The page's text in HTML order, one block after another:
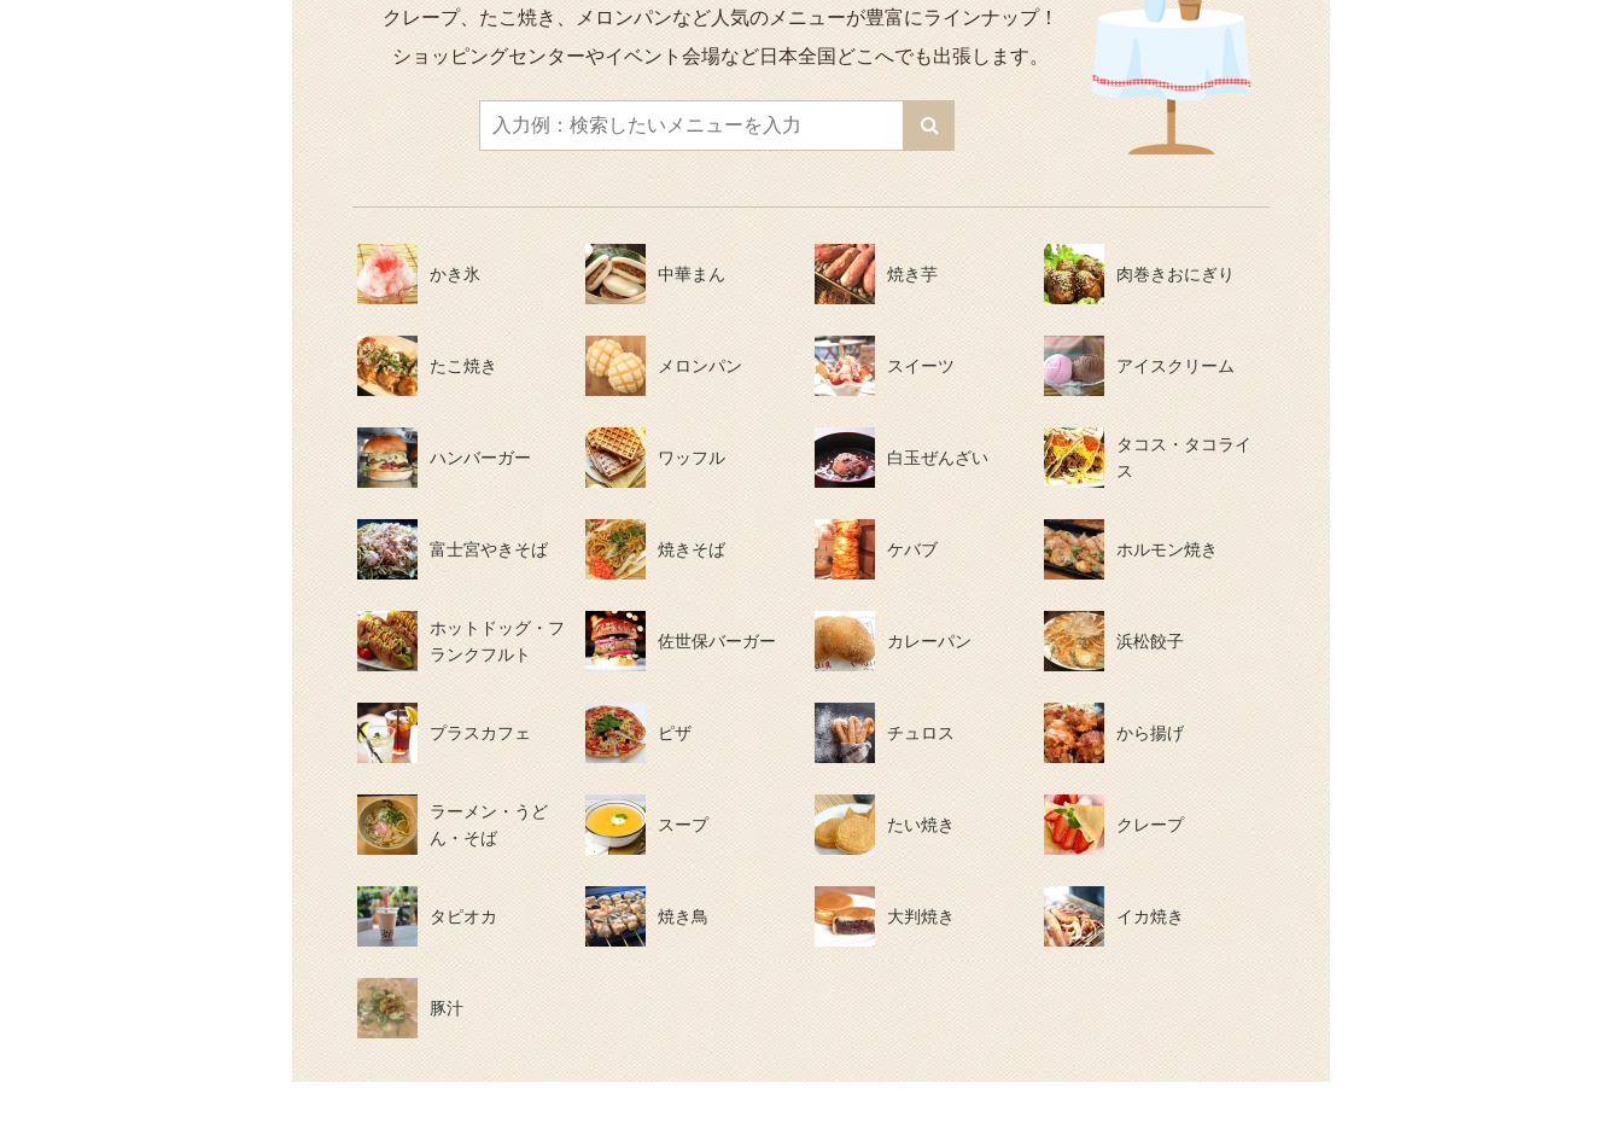
クレープ、たこ焼き、メロンパンなど人気のメニューが豊富にラインナップ！
ショッピングセンターやイベント会場など日本全国どこへでも出張します。
かき氷 中華まん 焼き芋 肉巻きおにぎり
たこ焼き メロンパン スイーツ アイスクリーム
ハンバーガー ワッフル 白玉ぜんざい
タコス・タコライ
ス
富士宮やきそば 焼きそば ケバブ ホルモン焼き
ホットドッグ・フ
ランクフルト
佐世保バーガー カレーパン 浜松餃子
プラスカフェ ピザ チュロス から揚げ
ラーメン・うど
ん・そば
スープ たい焼き クレープ
タピオカ 焼き鳥 大判焼き イカ焼き
豚汁